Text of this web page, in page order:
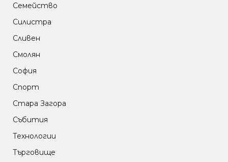
Семейство
Силистра
Сливен
Смолян
София
Спорт
Стара Загора
Събития
Технологии
Търговище